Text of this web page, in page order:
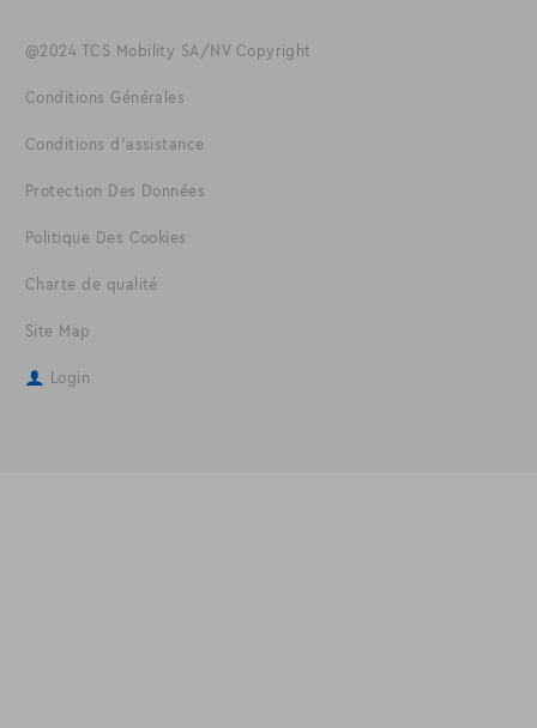
@2024 TCS Mobility SA/NV Copyright
Conditions Générales
Conditions d'assistance
Protection Des Données
Politique Des Cookies
Charte de qualité
Site Map
Login